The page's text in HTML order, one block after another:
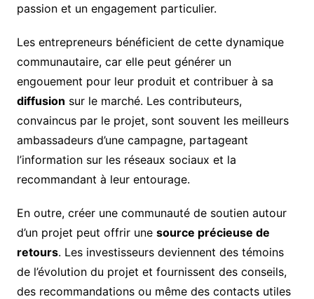
passion et un engagement particulier.
Les entrepreneurs bénéficient de cette dynamique
communautaire, car elle peut générer un
engouement pour leur produit et contribuer à sa
diffusion sur le marché. Les contributeurs,
convaincus par le projet, sont souvent les meilleurs
ambassadeurs d’une campagne, partageant
l’information sur les réseaux sociaux et la
recommandant à leur entourage.
En outre, créer une communauté de soutien autour
d’un projet peut offrir une source précieuse de
retours. Les investisseurs deviennent des témoins
de l’évolution du projet et fournissent des conseils,
des recommandations ou même des contacts utiles